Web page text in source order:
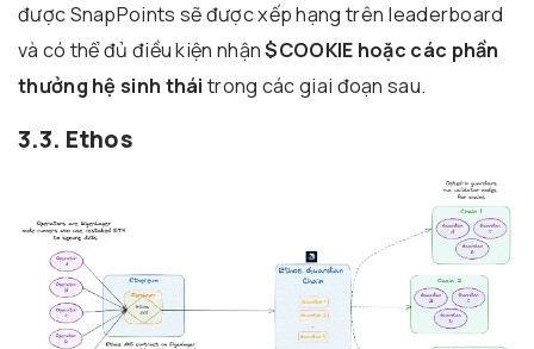
được SnapPoints sẽ được xếp hạng trên leaderboard
và có thể đủ điều kiện nhận$COOKIE hoặc các phần
thưởng hệ sinh tháitrong các giai đoạn sau.
3.3. Ethos